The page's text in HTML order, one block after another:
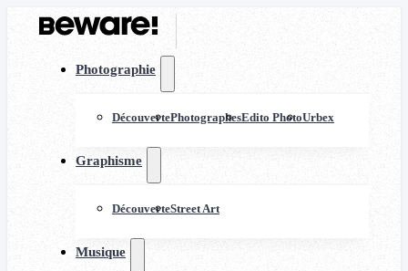
Photographie
DécouvertePhotographesEdito PhotoUrbex
Graphisme
DécouverteStreet Art
Musique